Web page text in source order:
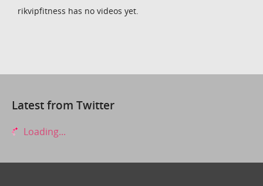
rikvipfitness has no videos yet.
Latest from Twitter
Loading...